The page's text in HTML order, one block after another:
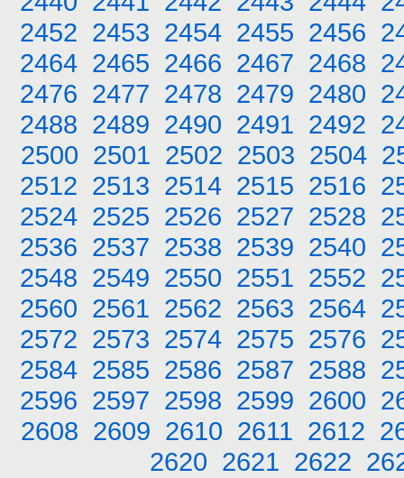
2452 2453 2454 2455 2456
2464 2465 2466 2467 2468
2476 2477 2478 2479 2480
2488 2489 2490 2491 2492
2500 2501 2502 2503 2504
2512 2513 2514 2515 2516
2524 2525 2526 2527 2528
2536 2537 2538 2539 2540
2548 2549 2550 2551 2552
2560 2561 2562 2563 2564
2572 2573 2574 2575 2576
2584 2585 2586 2587 2588
2596 2597 2598 2599 2600
2608 2609 2610 2611 2612
2620 2621 2622